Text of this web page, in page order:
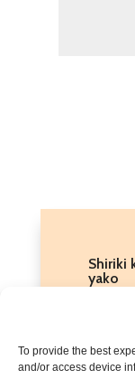
To provide the best
and/or access device
Shiriki
yako